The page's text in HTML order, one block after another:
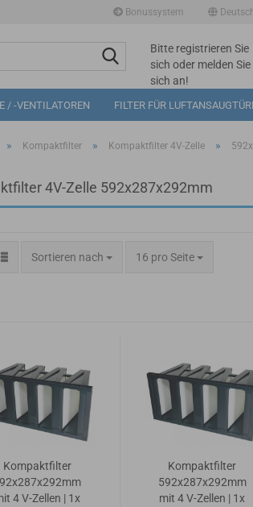
Bonussystem
Suche...Bitte registrieren Sie
sich oder melden Sie
sich an!
Mögliche
Bonuspunkte im
/ -VENTILATOREN FILTER FÜR
» Kompaktfilter » Kompaktfilter 4V-Zelle »
4V-Zelle 592x287x292mm
Sortieren nach
Sortieren nach 16 pro Seite
pro Seite
Kompaktfilter
4 V-Zellen | 1x
Kompaktfilter
592x287x292mm
mit 4 V-Zellen | 1x